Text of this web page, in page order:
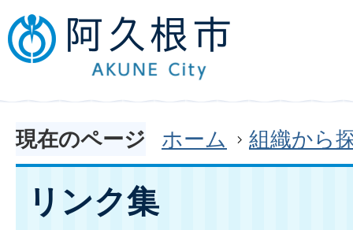
現在のページ ホーム 組織から
リンク集